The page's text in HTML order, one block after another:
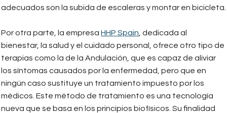
adecuados son la subida de escaleras y montar en bicicleta.
Por otra parte, la empresa HHP Spain , dedicada al
bienestar, la salud y el cuidado personal, ofrece otro tipo de
terapias como la de la Andulación, que es capaz de aliviar
los síntomas causados por la enfermedad, pero que en
ningún caso sustituye un tratamiento impuesto por los
médicos. Este método de tratamiento es una tecnología
nueva que se basa en los principios biofísicos. Su finalidad